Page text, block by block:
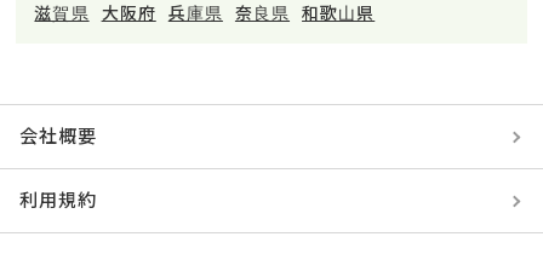
滋賀県
大阪府 兵庫県 奈良県 和歌山県
会社概要
利用規約